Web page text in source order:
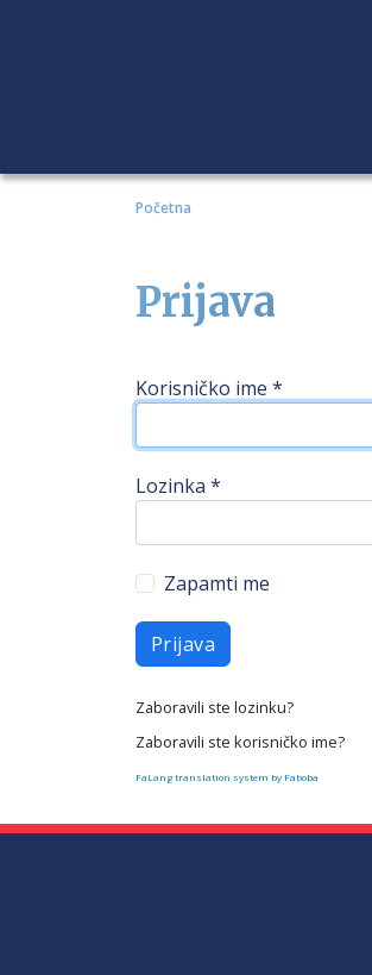
Početna
Prijava
Korisničko ime *
Lozinka *
Zapamti me
Prijava
Zaboravili ste lozinku?
Zaboravili ste korisničko ime?
FaLang translation system by Faboba